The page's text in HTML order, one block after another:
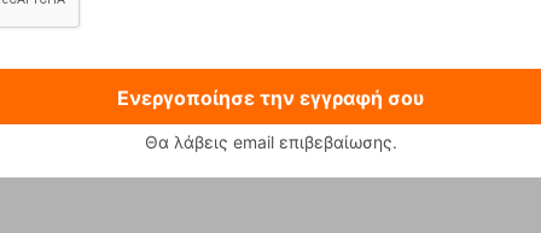
Ενεργοποίησε την εγγραφή σου
Θα λάβεις email επιβεβαίωσης.